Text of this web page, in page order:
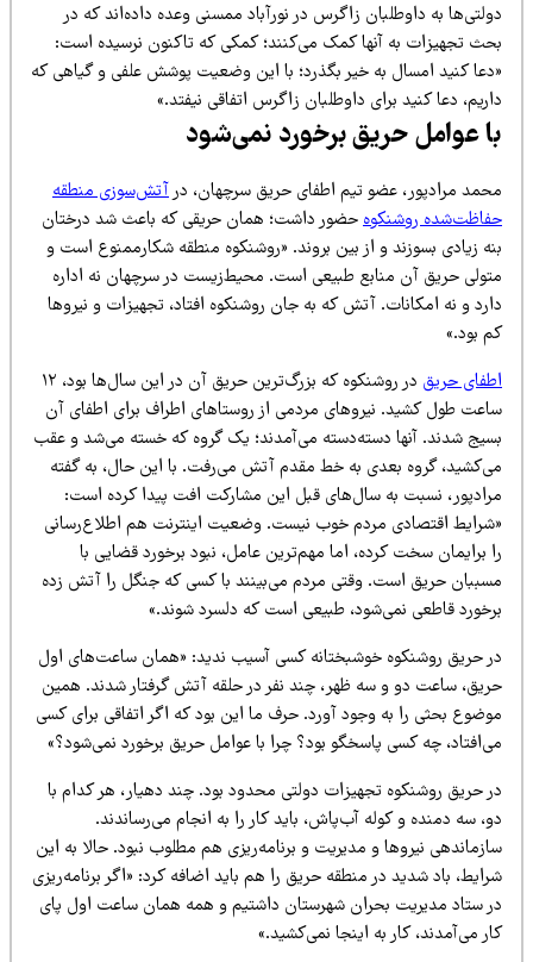
به داوطلبان زاگرس در نورآباد ممسنی وعده داده‌اند که در
تجهیزات به آنها کمک می‌کنند؛ کمکی که تاکنون نرسیده است:
کنید امسال به خیر بگذرد؛ با این وضعیت پوشش علفی و گیاهی که
دعا کنید برای داوطلبان زاگرس اتفاقی نیفتد.»
عوامل حریق برخورد نمی‌شود
مرادپور، عضو تیم اطفای حریق سرچهان، درآتش‌سوزی منطقه
روشنکوهحضور داشت؛ همان حریقی که باعث شد درختان
زیادی بسوزند و از بین بروند. «روشنکوه منطقه شکارممنوع است و
حریق آن منابع طبیعی است. محیط‌زیست در سرچهان نه اداره
و نه امکانات. آتش که به جان روشنکوه افتاد، تجهیزات و نیروها
بود.»
حریق
در روشنکوه که بزرگ‌ترین حریق آن در این سال‌ها بود، ۱۲
طول کشید. نیروهای مردمی از روستاهای اطراف برای اطفای آن
شدند. آنها دسته‌دسته می‌آمدند؛ یک گروه که خسته می‌شد و عقب
گروه بعدی به خط مقدم آتش می‌رفت. با این حال، به گفته
نسبت به سال‌های قبل این مشارکت افت پیدا کرده است:
اقتصادی مردم خوب نیست. وضعیت اینترنت هم اطلاع‌رسانی
برایمان سخت کرده، اما مهم‌ترین عامل، نبود برخورد قضایی با
حریق است. وقتی مردم می‌بینند با کسی که جنگل را آتش زده
قاطعی نمی‌شود، طبیعی است که دلسرد شوند.»
حریق روشنکوه خوشبختانه کسی آسیب ندید: «همان ساعت‌های اول
ساعت دو و سه ظهر، چند نفر در حلقه آتش گرفتار شدند. همین
بحثی را به وجود آورد. حرف ما این بود که اگر اتفاقی برای کسی
چه کسی پاسخگو بود؟ چرا با عوامل حریق برخورد نمی‌شود؟»
حریق روشنکوه تجهیزات دولتی محدود بود. چند دهیار، هر کدام با
سه دمنده و کوله آب‌پاش، باید کار را به انجام می‌رساندند.
نیروها و مدیریت و برنامه‌ریزی هم مطلوب نبود. حالا به این
باد شدید در منطقه حریق را هم باید اضافه کرد: «اگر برنامه‌ریزی
ستاد مدیریت بحران شهرستان داشتیم و همه همان ساعت اول پای
می‌آمدند، کار به اینجا نمی‌کشید.»